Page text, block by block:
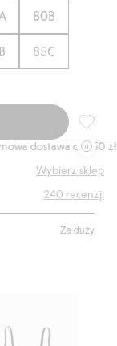
80B
85C
dostawa od 150 zł
Wybierz sklep
Za duży
240 recenzji